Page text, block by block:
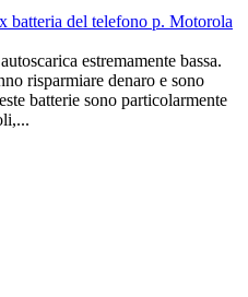
batteria del telefono p. Motorola
estremamente bassa.
risparmiare denaro e sono
batterie sono particolarmente